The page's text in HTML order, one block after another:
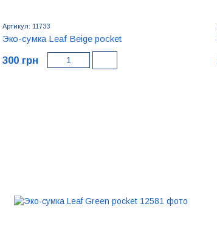
Артикул: 11733
Эко-сумка Leaf Beige pocket
300 грн